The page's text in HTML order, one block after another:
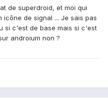
de superdroid, et moi qui
de signal ... Je sais pas
si c'est de base mais si c'est
androium non ?